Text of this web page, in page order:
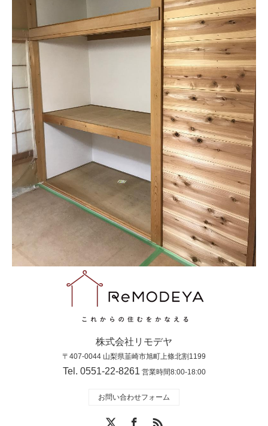
株式会社リモデヤ
〒407-0044 山梨県韮崎市旭町上條北割1199
Tel. 0551-22-8261営業時間8:00-18:00
お問い合わせフォーム
RSS